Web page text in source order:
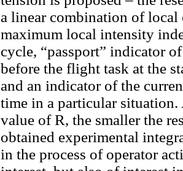
a linear combination of local
maximum local intensity
cycle, “passport” indicator
before the flight task at the
and an indicator of the
time in a particular situation.
value of R, the smaller the
obtained experimental
in the process of operator